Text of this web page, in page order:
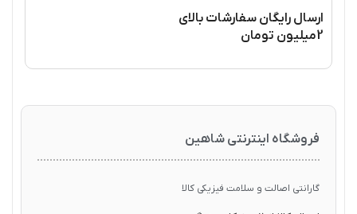
ارسال رایگان سفارشات بالای
2میلیون تومان
فروشگاه اینترنتی شاهین
گارانتی اصالت و سلامت فیزیکی کالا